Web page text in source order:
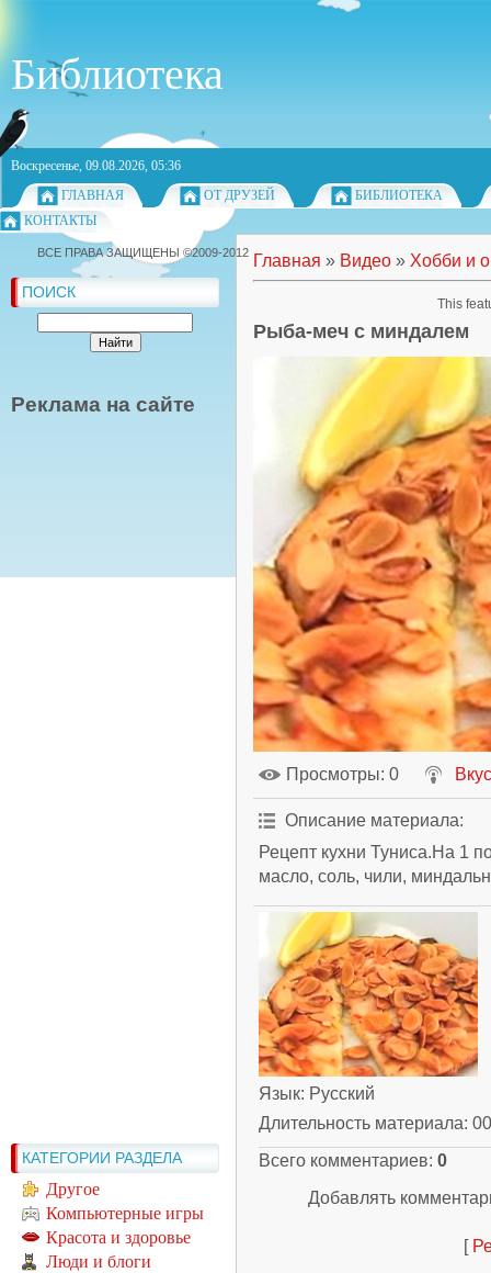
Библиотека
Воскресенье, 09.08.2026, 05:36
ГЛАВНАЯ
ОТ ДРУЗЕЙ
БИБЛИОТЕКА
КОНТАКТЫ
ПОИСК
Реклама на сайте
КАТЕГОРИИ РАЗДЕЛА
Другое
Компьютерные игры
Красота и здоровье
Люди и блоги
Главная » Видео » Хобби и
Рыба-меч с миндалем
Просмотры: 0
Описание материала:
Рецепт кухни Туниса.На 1
масло, соль, чили,
Язык: Русский
Длительность материала:
Всего комментариев: 0
Добавлять
[
ВСЕ ПРАВА ЗАЩИЩЕНЫ ©2009-2012
This